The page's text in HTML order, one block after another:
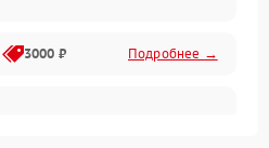
3000 ₽ Подробнее →